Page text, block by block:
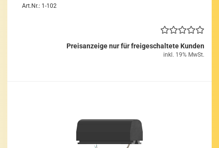
Art.Nr.: 1-102
Preisanzeige nur für freigeschaltete Kunden
inkl. 19% MwSt.